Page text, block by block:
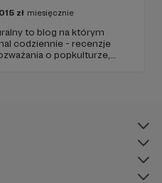
zł miesięcznie
to blog na którym
codziennie - recenzje
o popkulturze,